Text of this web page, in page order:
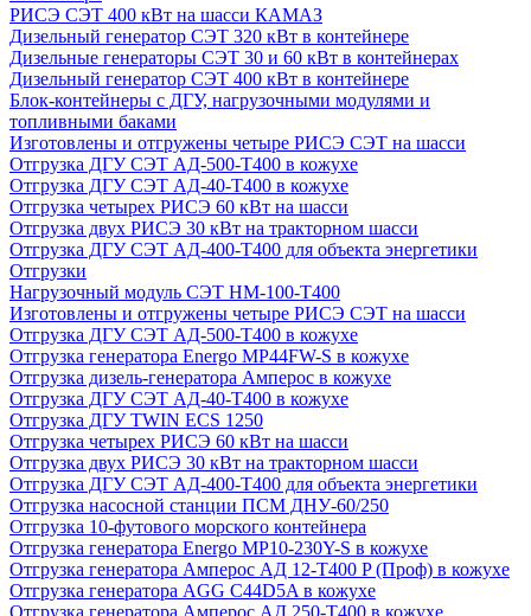
РИСЭ СЭТ 400 кВт на шасси КАМАЗ
Дизельный генератор СЭТ 320 кВт в контейнере
Дизельные генераторы СЭТ 30 и 60 кВт в контейнерах
Дизельный генератор СЭТ 400 кВт в контейнере
Блок-контейнеры с ДГУ, нагрузочными модулями и
топливными баками
Изготовлены и отгружены четыре РИСЭ СЭТ на шасси
Отгрузка ДГУ СЭТ АД-500-Т400 в кожухе
Отгрузка ДГУ СЭТ АД-40-Т400 в кожухе
Отгрузка четырех РИСЭ 60 кВт на шасси
Отгрузка двух РИСЭ 30 кВт на тракторном шасси
Отгрузка ДГУ СЭТ АД-400-Т400 для объекта энергетики
Отгрузки
Нагрузочный модуль СЭТ НМ-100-Т400
Изготовлены и отгружены четыре РИСЭ СЭТ на шасси
Отгрузка ДГУ СЭТ АД-500-Т400 в кожухе
Отгрузка генератора Energo MP44FW-S в кожухе
Отгрузка дизель-генератора Амперос в кожухе
Отгрузка ДГУ СЭТ АД-40-Т400 в кожухе
Отгрузка ДГУ TWIN ECS 1250
Отгрузка четырех РИСЭ 60 кВт на шасси
Отгрузка двух РИСЭ 30 кВт на тракторном шасси
Отгрузка ДГУ СЭТ АД-400-Т400 для объекта энергетики
Отгрузка насосной станции ПСМ ДНУ-60/250
Отгрузка 10-футового морского контейнера
Отгрузка генератора Energo MP10-230Y-S в кожухе
Отгрузка генератора Амперос АД 12-Т400 P (Проф) в кожухе
Отгрузка генератора AGG C44D5A в кожухе
Отгрузка генератора Амперос АД 250-Т400 в кожухе